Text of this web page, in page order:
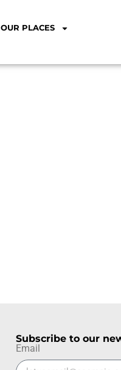
OUR PLACES
Subscribe to our
Email